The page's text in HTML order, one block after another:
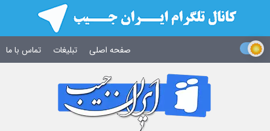
صفحه اصلی تبلیغات تماس با ما